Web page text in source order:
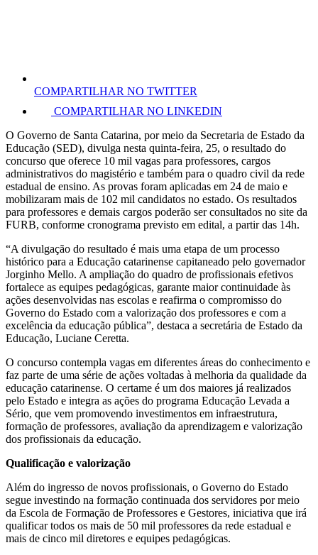
COMPARTILHAR NO TWITTER
COMPARTILHAR NO LINKEDIN
O Governo de Santa Catarina, por meio da Secretaria de Estado da
Educação (SED), divulga nesta quinta-feira, 25, o resultado do
concurso que oferece 10 mil vagas para professores, cargos
administrativos do magistério e também para o quadro civil da rede
estadual de ensino. As provas foram aplicadas em 24 de maio e
mobilizaram mais de 102 mil candidatos no estado. Os resultados
para professores e demais cargos poderão ser consultados no site da
FURB, conforme cronograma previsto em edital, a partir das 14h.
“A divulgação do resultado é mais uma etapa de um processo
histórico para a Educação catarinense capitaneado pelo governador
Jorginho Mello. A ampliação do quadro de profissionais efetivos
fortalece as equipes pedagógicas, garante maior continuidade às
ações desenvolvidas nas escolas e reafirma o compromisso do
Governo do Estado com a valorização dos professores e com a
excelência da educação pública”, destaca a secretária de Estado da
Educação, Luciane Ceretta.
O concurso contempla vagas em diferentes áreas do conhecimento e
faz parte de uma série de ações voltadas à melhoria da qualidade da
educação catarinense. O certame é um dos maiores já realizados
pelo Estado e integra as ações do programa Educação Levada a
Sério, que vem promovendo investimentos em infraestrutura,
formação de professores, avaliação da aprendizagem e valorização
dos profissionais da educação.
Qualificação e valorização
Além do ingresso de novos profissionais, o Governo do Estado
segue investindo na formação continuada dos servidores por meio
da Escola de Formação de Professores e Gestores, iniciativa que irá
qualificar todos os mais de 50 mil professores da rede estadual e
mais de cinco mil diretores e equipes pedagógicas.